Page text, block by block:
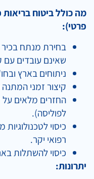
מה כולל ביטוח בריאות
פרטי):
בחירת מנתח בכיר
שאינם עובדים עם
ניתוחים בארץ
קיצור זמני
החזרים מלאים
לפוליסה).
כיסוי
רפואי יקר.
כיסוי להשתלות
יתרונות: